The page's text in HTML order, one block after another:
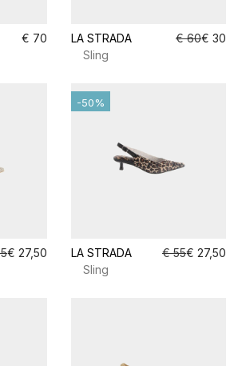
€ 70
LA STRADA € 60€ 30
Sling
€ 27,50
LA STRADA € 55€ 27,50
Sling
-50%